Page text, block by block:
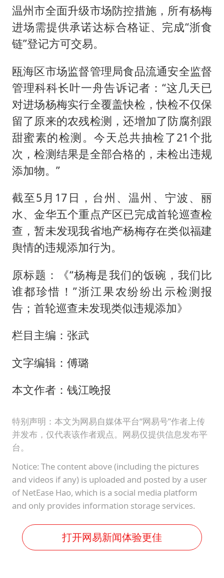
温州市全面升级市场防控措施，所有杨梅
进场需提供承诺达标合格证、完成“浙食
链”登记方可交易。
瓯海区市场监督管理局食品流通安全监督
管理科科长叶一舟告诉记者：“这几天已
对进场杨梅实行全覆盖快检，快检不仅保
留了原来的农残检测，还增加了防腐剂跟
甜蜜素的检测。今天总共抽检了21个批
次，检测结果是全部合格的，未检出违规
添加物。”
截至5月17日，台州、温州、宁波、丽
水、金华五个重点产区已完成首轮巡查检
查，暂未发现我省地产杨梅存在类似福建
舆情的违规添加行为。
原标题：《“杨梅是我们的饭碗，我们比
谁都珍惜！”浙江果农纷纷出示检测报
告；首轮巡查未发现类似违规添加》
栏目主编：张武
文字编辑：傅璐
本文作者：钱江晚报
特别声明：本文为网易自媒体平台“网易号”作者上传
并发布，仅代表该作者观点。网易仅提供信息发布平
台。
Notice: The content above (including the pictures
and videos if any) is uploaded and posted by a user
of NetEase Hao, which is a social media platform
and only provides information storage services.
打开网易新闻体验更佳